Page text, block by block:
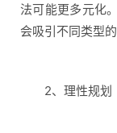
法可能更多元化
会吸引不同类型的
2、理性规划